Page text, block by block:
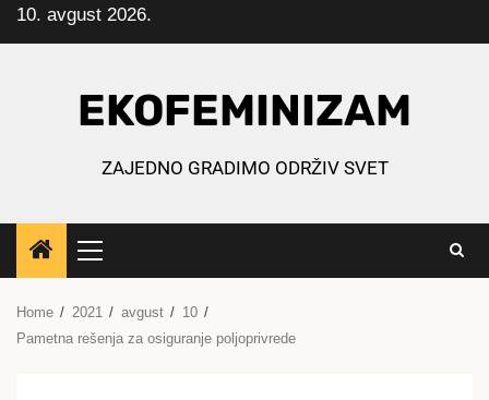
Skip
to
10. avgust 2026.
EKOFEMINIZAM
ZAJEDNO GRADIMO ODRŽIV SVET
Primary
Menu
Home 2021 avgust
10
Pametna rešenja za osiguranje poljoprivrede